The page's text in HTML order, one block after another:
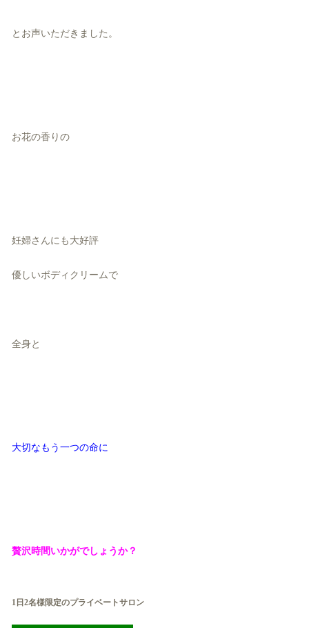
とお声いただきました。
お花の香りの
妊婦さんにも大好評
優しいボディクリームで
全身と
大切なもう一つの命に
贅沢時間いかがでしょうか？
1日2名様限定のプライベートサロン